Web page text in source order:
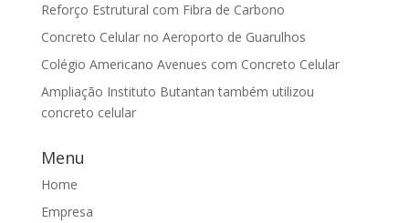
Reforço Estrutural com Fibra de Carbono
Concreto Celular no Aeroporto de Guarulhos
Colégio Americano Avenues com Concreto Celular
Ampliação Instituto Butantan também utilizou
concreto celular
Menu
Home
Empresa